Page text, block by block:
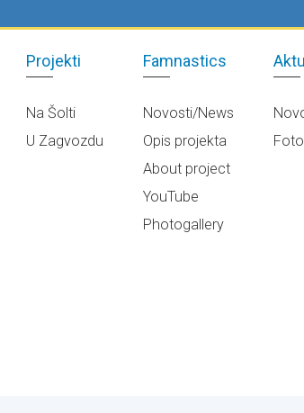
Projekti
Na Šolti
U Zagvozdu
Famnastics
Novosti/News
Opis projekta
About project
YouTube
Photogallery